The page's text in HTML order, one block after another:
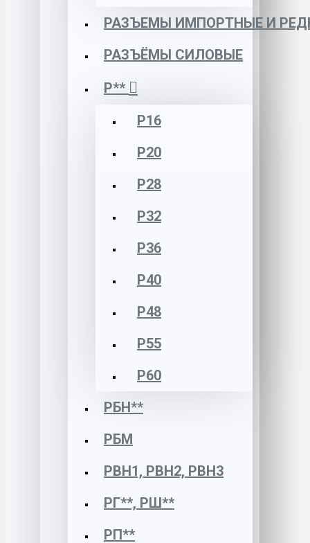
РАЗЪЕМЫ ИМПОРТНЫЕ И
РАЗЪЁМЫ СИЛОВЫЕ
Р**
Р16
Р20
Р28
Р32
Р36
Р40
Р48
Р55
Р60
РБН**
РБМ
РВН1, РВН2, РВН3
РГ**, РШ**
РП**